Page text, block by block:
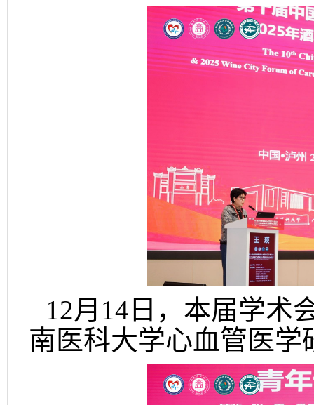
12月14日，本届学术
南医科大学心血管医